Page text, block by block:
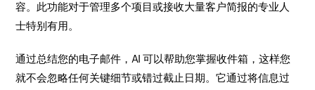
容。此功能对于管理多个项目或接收大量客户简报的专业人
士特别有用。
通过总结您的电子邮件，AI 可以帮助您掌握收件箱，这样您
就不会忽略任何关键细节或错过截止日期。它通过将信息过